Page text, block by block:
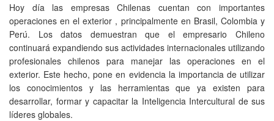
Hoy día las empresas Chilenas cuentan con importantes
operaciones en el exterior , principalmente en Brasil, Colombia y
Perú. Los datos demuestran que el empresario Chileno
continuará expandiendo sus actividades internacionales utilizando
profesionales chilenos para manejar las operaciones en el
exterior. Este hecho, pone en evidencia la importancia de utilizar
los conocimientos y las herramientas que ya existen para
desarrollar, formar y capacitar la Inteligencia Intercultural de sus
líderes globales.